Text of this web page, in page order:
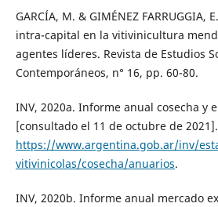
GARCÍA, M. & GIMÉNEZ FARRUGGIA,
intra-capital en la vitivinicultura
agentes líderes. Revista de Estudios
Contemporáneos, n° 16, pp. 60-80.
INV, 2020a. Informe anual cosecha y
[consultado el 11 de octubre de
https://www.argentina.gob.ar/inv/
vitivinicolas/cosecha/anuarios.
INV, 2020b. Informe anual mercado